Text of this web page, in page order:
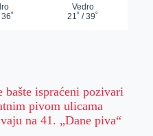
bašte ispraćeni pozivari
pivom ulicama
na 41. „Dane piva“